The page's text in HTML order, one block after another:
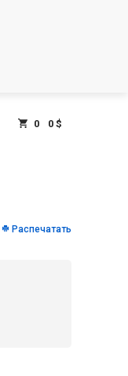
0 0 $
Распечатать